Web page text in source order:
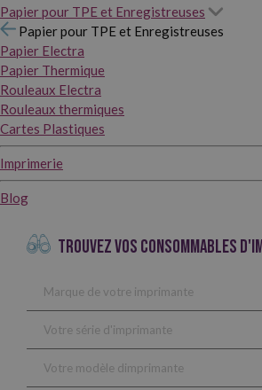
Papier pour TPE et Enregistreuses
Papier pour TPE et Enregistreuses
Papier Electra
Papier Thermique
Rouleaux Electra
Rouleaux thermiques
Cartes Plastiques
Imprimerie
Blog
TROUVEZ VOS CONSOMMABLES